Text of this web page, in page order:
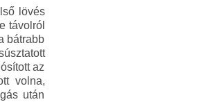
lövés
távolról
bátrabb
az
volna,
után